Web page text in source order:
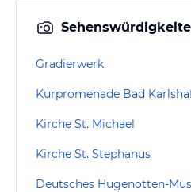
Gradierwerk
Kurpromenade Bad
Kirche St. Michael
Kirche St. Stephanus
Deutsches Hugenotten-